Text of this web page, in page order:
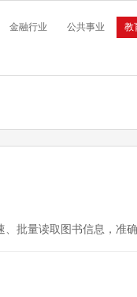
金融行业 公共事业
教
批量读取图书信息，准